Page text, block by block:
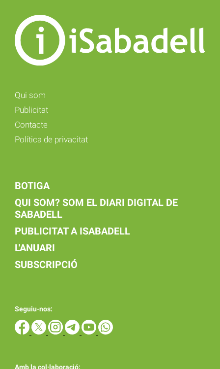
Qui som
Publicitat
Contacte
Política de privacitat
BOTIGA
QUI SOM? SOM EL DIARI DIGITAL DE
SABADELL
PUBLICITAT A ISABADELL
L'ANUARI
SUBSCRIPCIÓ
Seguiu-nos:
Amb la col·laboració: